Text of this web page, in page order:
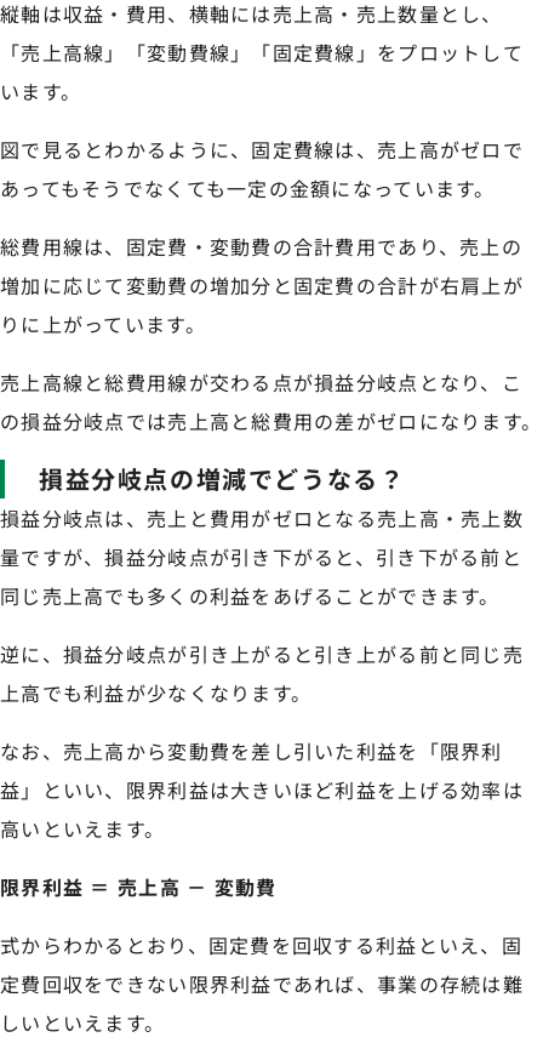
縦軸は収益・費用、横軸には売上高・売上数量とし、
「売上高線」「変動費線」「固定費線」をプロットして
います。
図で見るとわかるように、固定費線は、売上高がゼロで
あってもそうでなくても一定の金額になっています。
総費用線は、固定費・変動費の合計費用であり、売上の
増加に応じて変動費の増加分と固定費の合計が右肩上が
りに上がっています。
売上高線と総費用線が交わる点が損益分岐点となり、こ
の損益分岐点では売上高と総費用の差がゼロになります。
損益分岐点の増減でどうなる？
損益分岐点は、売上と費用がゼロとなる売上高・売上数
量ですが、損益分岐点が引き下がると、引き下がる前と
同じ売上高でも多くの利益をあげることができます。
逆に、損益分岐点が引き上がると引き上がる前と同じ売
上高でも利益が少なくなります。
なお、売上高から変動費を差し引いた利益を「限界利
益」といい、限界利益は大きいほど利益を上げる効率は
高いといえます。
限界利益 ＝ 売上高 － 変動費
式からわかるとおり、固定費を回収する利益といえ、固
定費回収をできない限界利益であれば、事業の存続は難
しいといえます。